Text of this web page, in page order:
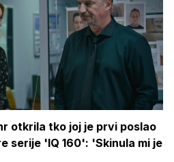
otkrila tko joj je prvi poslao
serije 'IQ 160': 'Skinula mi je